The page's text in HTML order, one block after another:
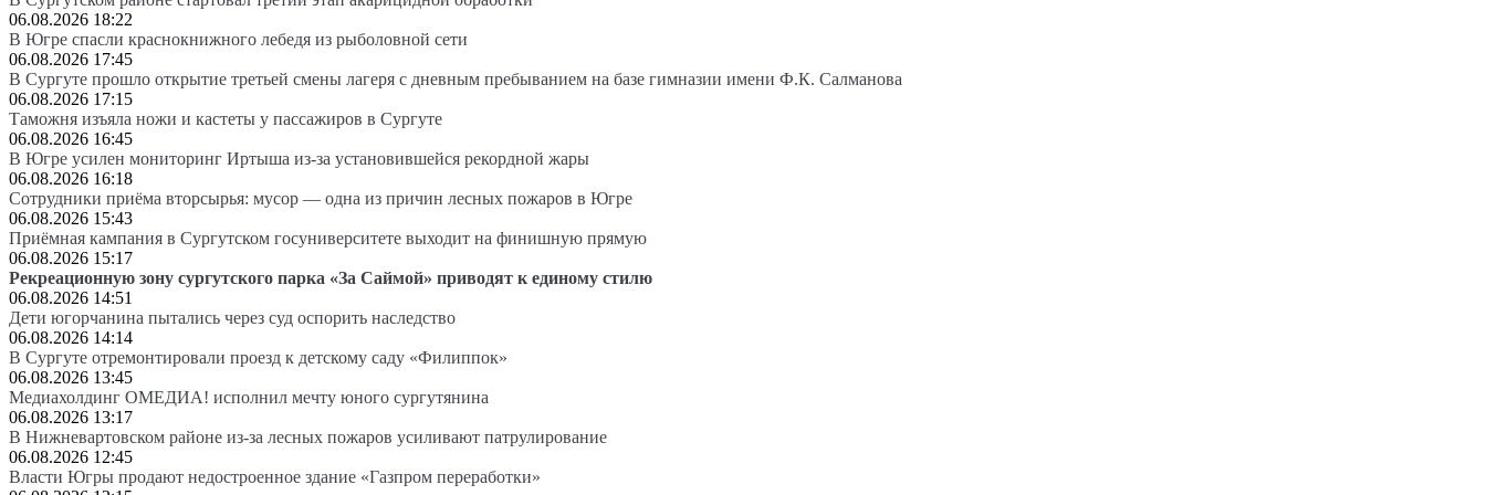
06.08.2026 18:22
В Югре спасли краснокнижного лебедя из рыболовной сети
06.08.2026 17:45
В Сургуте прошло открытие третьей смены лагеря с дневным пребыванием на базе гимназии имени Ф.К. Салманова
06.08.2026 17:15
Таможня изъяла ножи и кастеты у пассажиров в Сургуте
06.08.2026 16:45
В Югре усилен мониторинг Иртыша из-за установившейся рекордной жары
06.08.2026 16:18
Сотрудники приёма вторсырья: мусор — одна из причин лесных пожаров в Югре
06.08.2026 15:43
Приёмная кампания в Сургутском госуниверситете выходит на финишную прямую
06.08.2026 15:17
Рекреационную зону сургутского парка «За Саймой» приводят к единому стилю
06.08.2026 14:51
Дети югорчанина пытались через суд оспорить наследство
06.08.2026 14:14
В Сургуте отремонтировали проезд к детскому саду «Филиппок»
06.08.2026 13:45
Медиахолдинг ОМЕДИА! исполнил мечту юного сургутянина
06.08.2026 13:17
В Нижневартовском районе из-за лесных пожаров усиливают патрулирование
06.08.2026 12:45
Власти Югры продают недостроенное здание «Газпром переработки»